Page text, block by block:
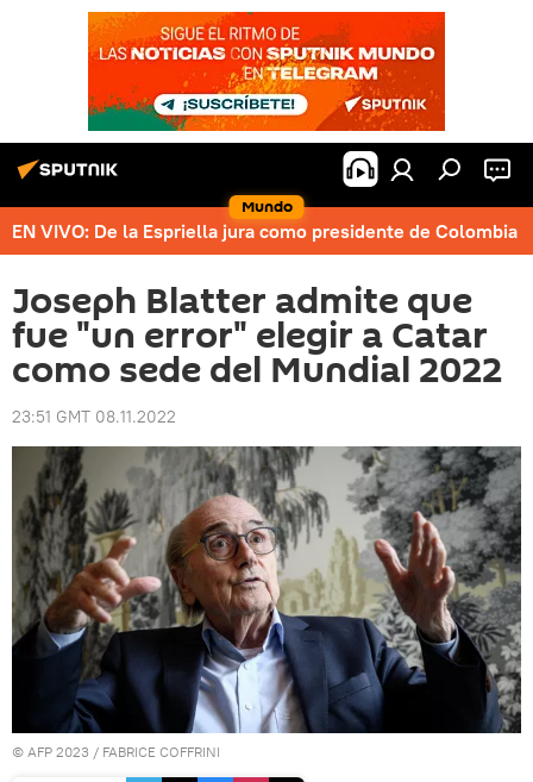
Mundo
EN VIVO: De la Espriella jura como presidente de Colombia
Joseph Blatter admite que
fue "un error" elegir a Catar
como sede del Mundial 2022
23:51 GMT 08.11.2022
© AFP 2023 / FABRICE COFFRINI